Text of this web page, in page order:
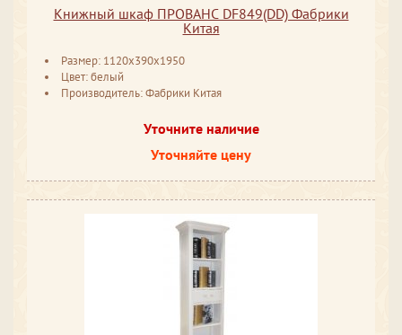
Книжный шкаф ПРОВАНС DF849(DD) Фабрики
Китая
Размер: 1120x390x1950
Цвет: белый
Производитель: Фабрики Китая
Уточните наличие
Уточняйте цену